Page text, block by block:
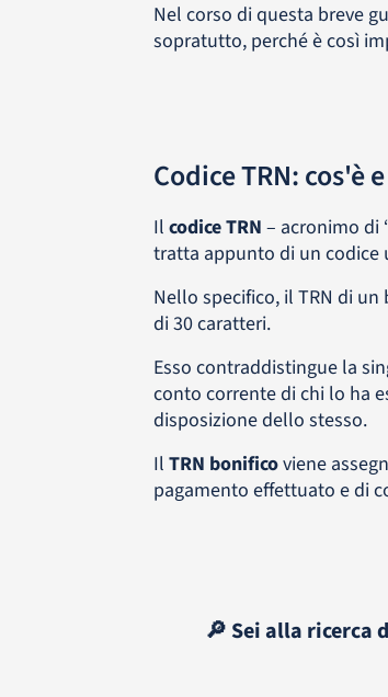
Nel corso di questa breve
sopratutto, perché è così
Codice TRN: cos'è
Il codice TRN – acronimo di
tratta appunto di un codice
Nello specifico, il TRN di un
di 30 caratteri.
Esso contraddistingue la
conto corrente di chi lo ha
disposizione dello stesso.
Il TRN bonificoviene
pagamento effettuato e di
🔎 Sei alla ricerca